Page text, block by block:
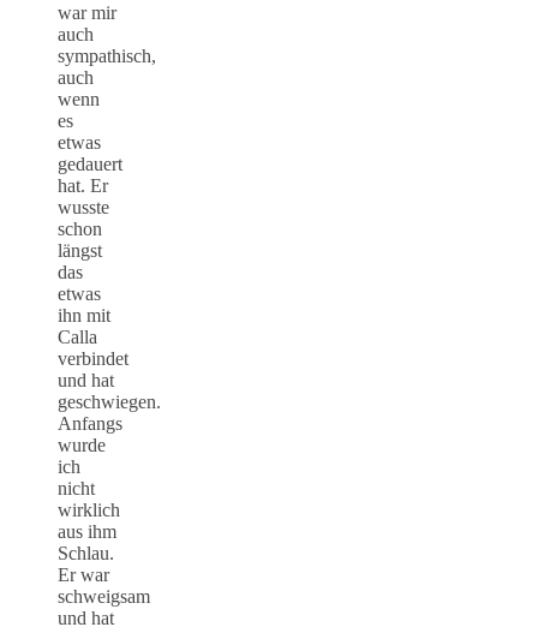
war mir
auch
sympathisch,
auch
wenn
es
etwas
gedauert
hat. Er
wusste
schon
längst
das
etwas
ihn mit
Calla
verbindet
und hat
geschwiegen.
Anfangs
wurde
ich
nicht
wirklich
aus ihm
Schlau.
Er war
schweigsam
und hat